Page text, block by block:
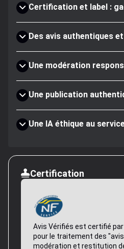
Certification et label :
Des avis authentiques
Une modération
Une publication
Une IA éthique au
Certification
Avis Vérifiés est certifié par
pour le traitement des
modération et restitution